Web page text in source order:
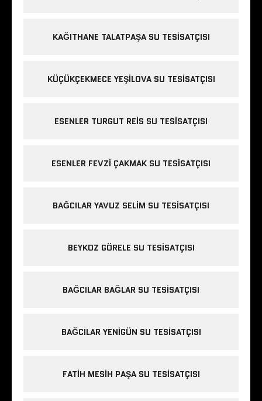
KAĞITHANE TALATPAŞA SU TESISATÇISI
KÜÇÜKÇEKMECE YEŞILOVA SU TESISATÇISI
ESENLER TURGUT REIS SU TESISATÇISI
ESENLER FEVZI ÇAKMAK SU TESISATÇISI
BAĞCILAR YAVUZ SELIM SU TESISATÇISI
BEYKOZ GÖRELE SU TESISATÇISI
BAĞCILAR BAĞLAR SU TESISATÇISI
BAĞCILAR YENIGÜN SU TESISATÇISI
FATIH MESIH PAŞA SU TESISATÇISI